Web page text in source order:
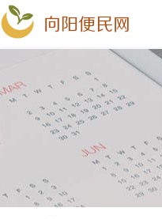
向阳便民网